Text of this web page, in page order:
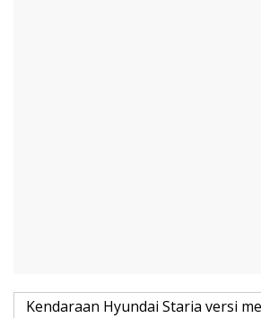
Kendaraan Hyundai Staria versi